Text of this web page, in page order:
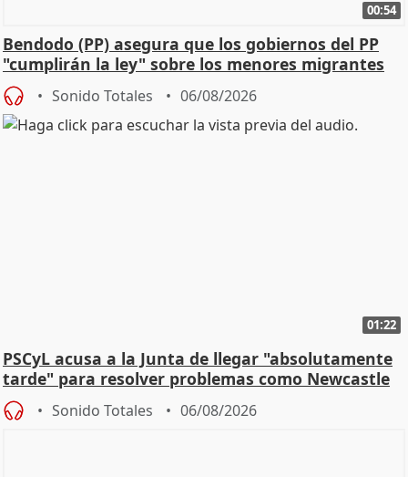
00:54
Bendodo (PP) asegura que los gobiernos del PP
"cumplirán la ley" sobre los menores migrantes
Sonido Totales 06/08/2026
01:22
PSCyL acusa a la Junta de llegar "absolutamente
tarde" para resolver problemas como Newcastle
Sonido Totales 06/08/2026